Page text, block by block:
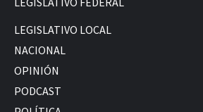
LEGISLATIVO LOCAL
NACIONAL
OPINIÓN
PODCAST